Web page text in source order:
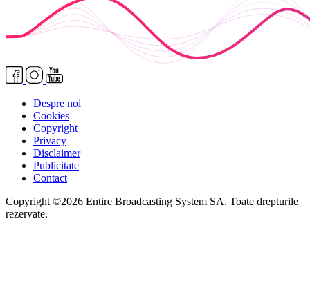
Despre noi
Cookies
Copyright
Privacy
Disclaimer
Publicitate
Contact
Copyright ©2026 Entire Broadcasting System SA. Toate drepturile
rezervate.